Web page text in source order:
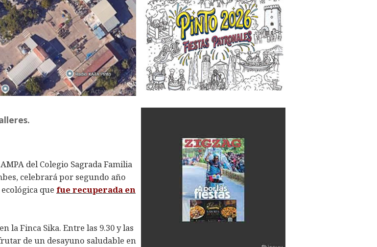
del Colegio Sagrada Familia
celebrará por segundo año
que fue recuperada en
la Finca Sika. Entre las 9.30 y las
de un desayuno saludable en